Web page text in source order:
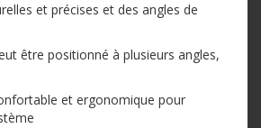
et précises et des angles de
être positionné à plusieurs angles,
et ergonomique pour